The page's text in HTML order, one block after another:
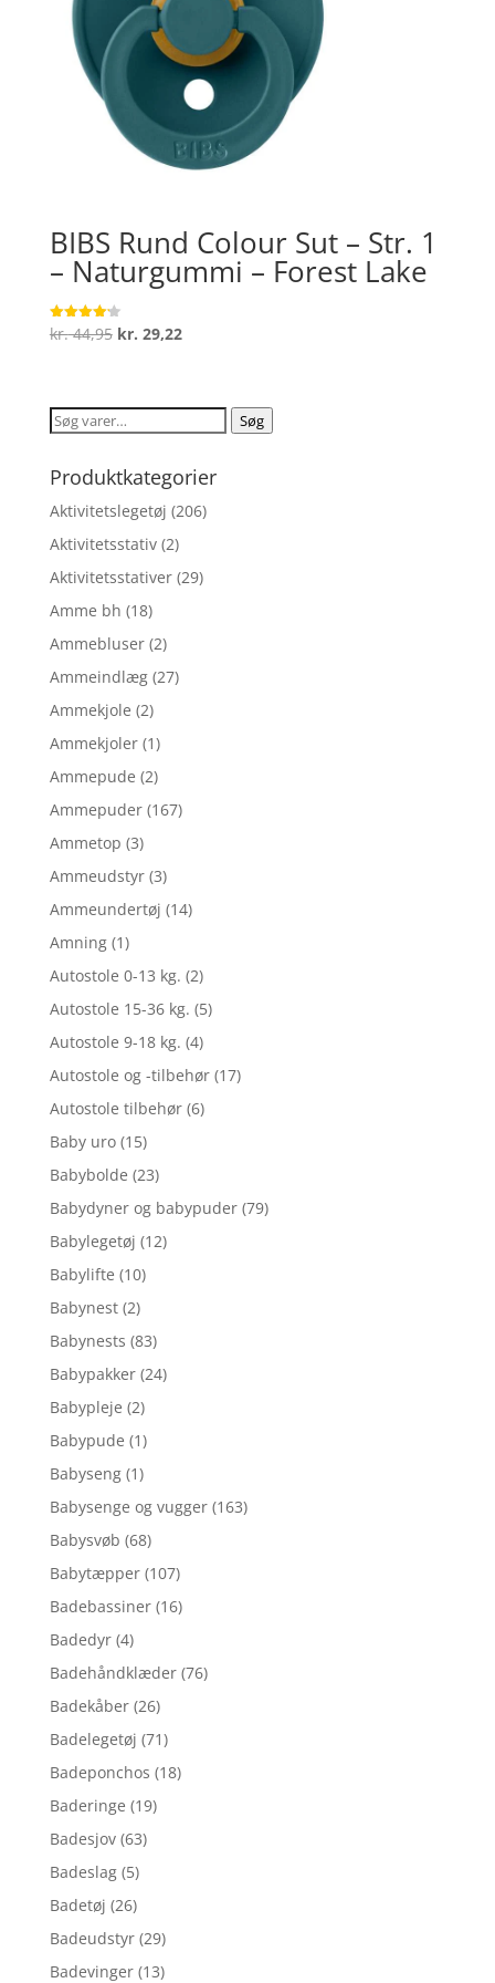
BIBS Rund Colour Sut – Str. 1
– Naturgummi – Forest Lake
Vurderet
4.2
kr.44,95 Den
var:
kr. 44,95.
kr. 29,22Den
er:
kr. 29,22.
Søg
Søg
Produktkategorier
Aktivitetslegetøj (206)
Aktivitetsstativ (2)
Aktivitetsstativer (29)
Amme bh (18)
Ammebluser (2)
Ammeindlæg (27)
Ammekjole (2)
Ammekjoler (1)
Ammepude (2)
Ammepuder (167)
Ammetop (3)
Ammeudstyr (3)
Ammeundertøj (14)
Amning (1)
Autostole 0-13 kg. (2)
Autostole 15-36 kg. (5)
Autostole 9-18 kg. (4)
Autostole og -tilbehør (17)
Autostole tilbehør (6)
Baby uro (15)
Babybolde (23)
Babydyner og babypuder (79)
Babylegetøj (12)
Babylifte (10)
Babynest (2)
Babynests (83)
Babypakker (24)
Babypleje (2)
Babypude (1)
Babyseng (1)
Babysenge og vugger (163)
Babysvøb (68)
Babytæpper (107)
Badebassiner (16)
Badedyr (4)
Badehåndklæder (76)
Badekåber (26)
Badelegetøj (71)
Badeponchos (18)
Baderinge (19)
Badesjov (63)
Badeslag (5)
Badetøj (26)
Badeudstyr (29)
Badevinger (13)